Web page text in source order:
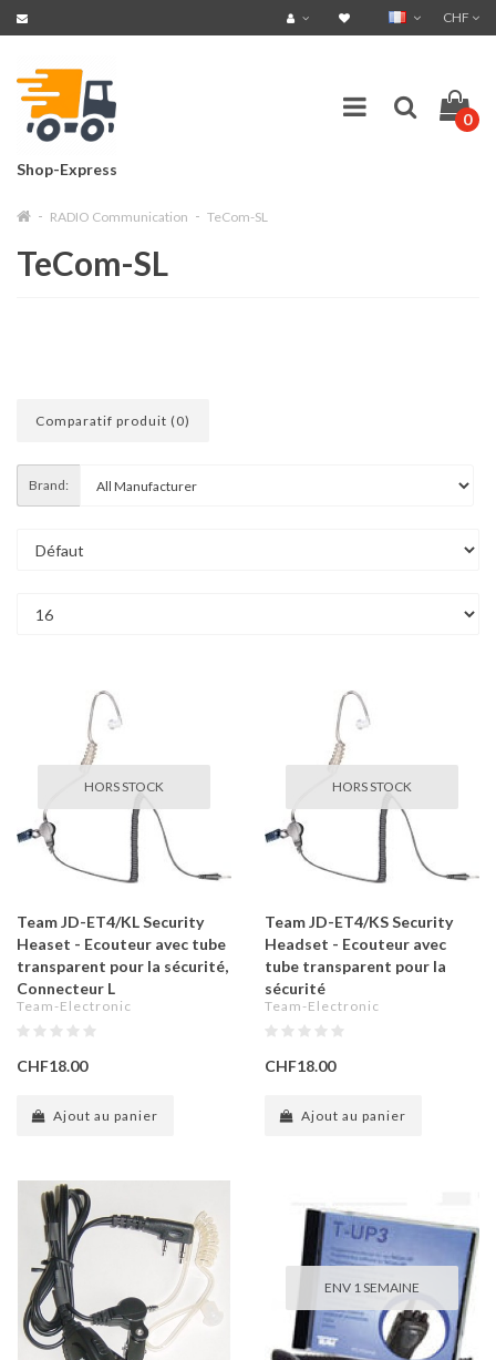
CHF
Shop-Express
0
RADIO Communication TeCom-SL
TeCom-SL
Comparatif produit (0)
Brand:
HORS STOCK
Team JD-ET4/KL Security
Heaset - Ecouteur avec tube
transparent pour la sécurité,
Connecteur L
Team-Electronic
CHF18.00
Ajout au panier
HORS STOCK
Team JD-ET4/KS Security
Headset - Ecouteur avec
tube transparent pour la
sécurité
Team-Electronic
CHF18.00
Ajout au panier
ENV 1 SEMAINE